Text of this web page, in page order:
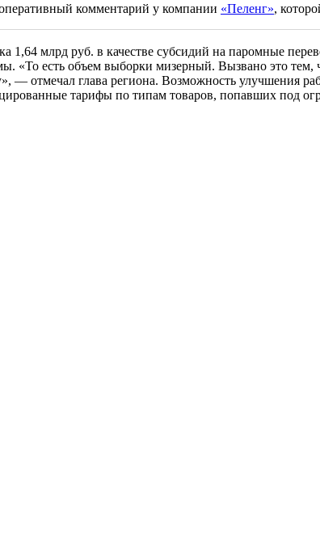
комментарий у компании «Пеленг»,
млрд руб. в качестве субсидий на паромные
«То есть объем выборки мизерный. Вызвано это тем,
— отмечал глава региона. Возможность улучшения
тарифы по типам товаров, попавших под